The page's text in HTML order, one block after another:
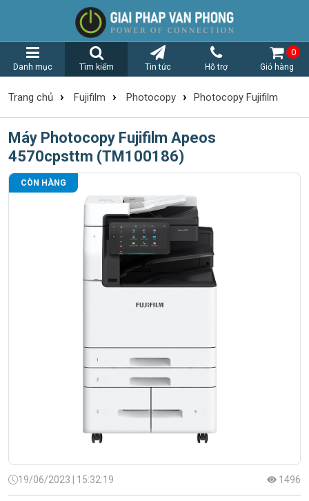
Danh mục Tìm kiếm Tin tức Hỗ trợ Giỏ hàng
0
Trang chủ › Fujifilm › Photocopy › Photocopy Fujifilm
Máy Photocopy Fujifilm Apeos
4570cpsttm (TM100186)
CÒN HÀNG
19/06/2023 | 15:32:19 1496